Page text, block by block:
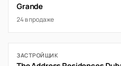
Grande
24 в продаже
ЗАСТРОЙЩИК